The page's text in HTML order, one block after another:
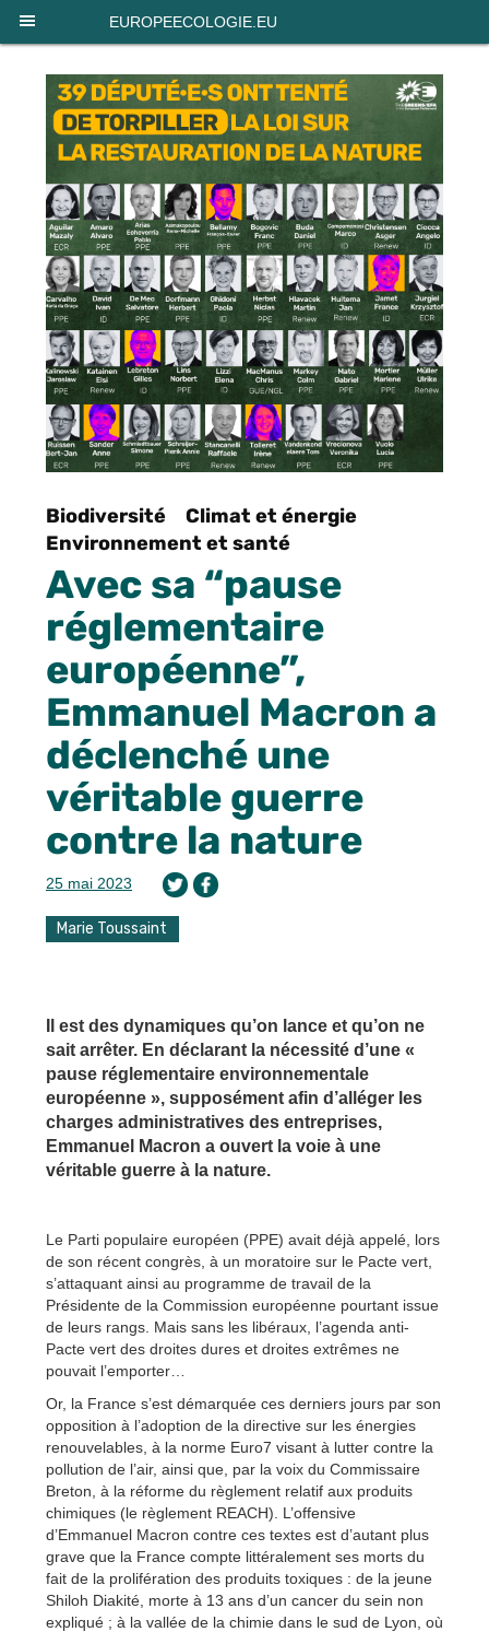
EUROPEECOLOGIE.EU
Biodiversité
Climat et énergie
Environnement et santé
Avec sa “pause
réglementaire
européenne”,
Emmanuel Macron a
déclenché une
véritable guerre
contre la nature
25 mai 2023
Marie Toussaint
Il est des dynamiques qu’on lance et qu’on ne
sait arrêter. En déclarant la nécessité d’une «
pause réglementaire environnementale
européenne », supposément afin d’alléger les
charges administratives des entreprises,
Emmanuel Macron a ouvert la voie à une
véritable guerre à la nature.
Le Parti populaire européen (PPE) avait déjà appelé, lors
de son récent congrès, à un moratoire sur le Pacte vert,
s’attaquant ainsi au programme de travail de la
Présidente de la Commission européenne pourtant issue
de leurs rangs. Mais sans les libéraux, l’agenda anti-
Pacte vert des droites dures et droites extrêmes ne
pouvait l’emporter…
Or, la France s’est démarquée ces derniers jours par son
opposition à l’adoption de la directive sur les énergies
renouvelables, à la norme Euro7 visant à lutter contre la
pollution de l’air, ainsi que, par la voix du Commissaire
Breton, à la réforme du règlement relatif aux produits
chimiques (le règlement REACH). L’offensive
d’Emmanuel Macron contre ces textes est d’autant plus
grave que la France compte littéralement ses morts du
fait de la prolifération des produits toxiques : de la jeune
Shiloh Diakité, morte à 13 ans d’un cancer du sein non
expliqué ; à la vallée de la chimie dans le sud de Lyon, où